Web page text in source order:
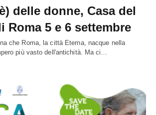
delle donne, Casa del
Roma 5 e 6 settembre
che Roma, la città Eterna, nacque nella
più vasto dell'antichità. Ma ci…